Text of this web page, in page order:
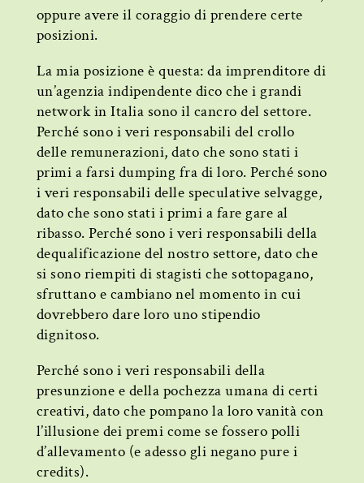
oppure avere il coraggio di prendere certe
posizioni.
La mia posizione è questa: da imprenditore di
un’agenzia indipendente dico che i grandi
network in Italia sono il cancro del settore.
Perché sono i veri responsabili del crollo
delle remunerazioni, dato che sono stati i
primi a farsi dumping fra di loro. Perché sono
i veri responsabili delle speculative selvagge,
dato che sono stati i primi a fare gare al
ribasso. Perché sono i veri responsabili della
dequalificazione del nostro settore, dato che
si sono riempiti di stagisti che sottopagano,
sfruttano e cambiano nel momento in cui
dovrebbero dare loro uno stipendio
dignitoso.
Perché sono i veri responsabili della
presunzione e della pochezza umana di certi
creativi, dato che pompano la loro vanità con
l’illusione dei premi come se fossero polli
d’allevamento (e adesso gli negano pure i
credits).